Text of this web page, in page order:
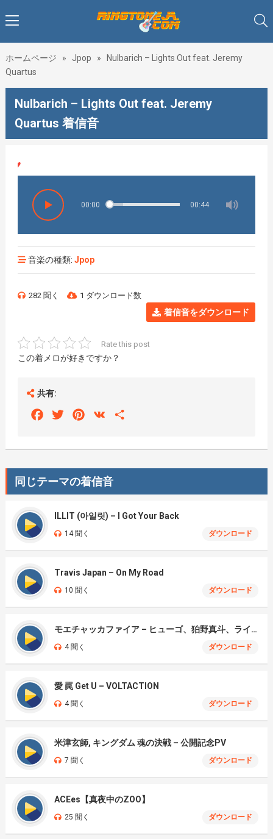
ホームページ » Jpop »
Nulbarich – Lights Out feat. Jeremy
Quartus
Nulbarich – Lights Out feat. Jeremy
Quartus 着信音
00:00 00:44
音楽の種類: Jpop
282 聞く 1 ダウンロード数
着信音をダウンロード
Rate this post
この着メロが好きですか？
共有:
FacebookTwitterPinterest
VK
同じテーマの着信音
ILLIT (아일릿) – I Got Your Back
14 聞く ダウンロード
Travis Japan – On My Road
10 聞く ダウンロード
モエチャッカファイア – ヒューゴ、狛野真斗、ライト、セヴェリアン (Cover )
4 聞く ダウンロード
愛 罠 Get U – VOLTACTION
4 聞く ダウンロード
米津玄師, キングダム 魂の決戦 – 公開記念PV
7 聞く ダウンロード
ACEes【真夜中のZOO】
25 聞く ダウンロード